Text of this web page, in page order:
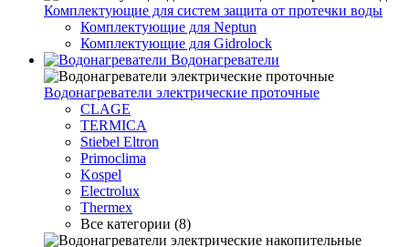
Комплектующие для систем защита от протечки воды
Комплектующие для Neptun
Комплектующие для Gidrolock
Водонагреватели
Водонагреватeли электрические проточные
CLAGE
TERMICA
Stiebel Eltron
Primoclima
Kospel
Electrolux
Thermex
Все категории (8)